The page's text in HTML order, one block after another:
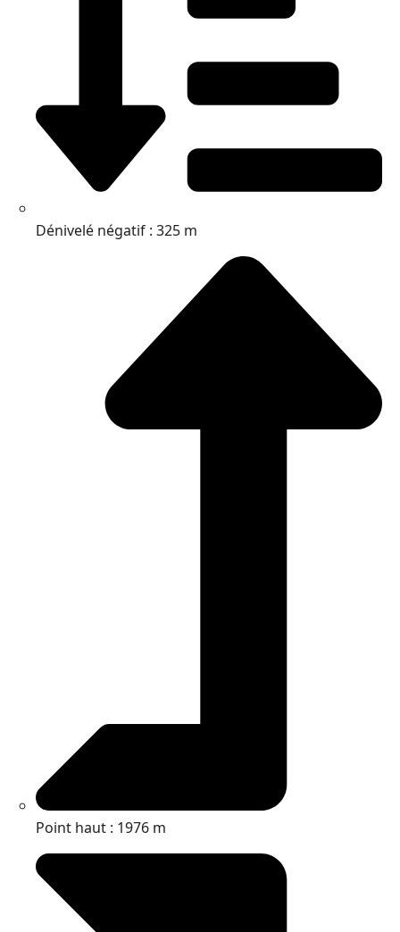
Dénivelé négatif : 325 m
Point haut : 1976 m